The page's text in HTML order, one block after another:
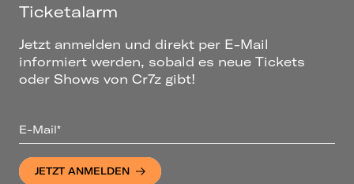
Ticketalarm
Jetzt anmelden und direkt per E-Mail
informiert werden, sobald es neue Tickets
oder Shows von Cr7z gibt!
E-Mail*
JETZT ANMELDEN